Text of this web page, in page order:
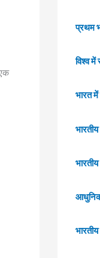
प्रथम
विश्व
भारत
भारतीय
आधुनिक